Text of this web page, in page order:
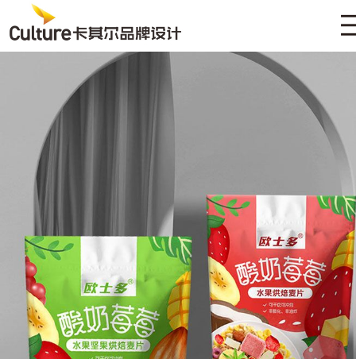
HOME
ABOUT
CASE